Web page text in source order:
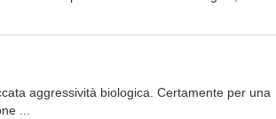
aggressività biologica. Certamente per una
...